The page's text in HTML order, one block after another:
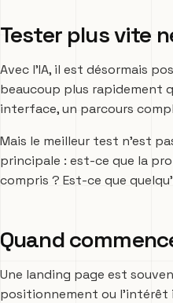
Tester plus vite
Avec l’IA, il est désormais
beaucoup plus rapidement
interface, un parcours
Mais le meilleur test n’est
principale : est-ce que la
compris ? Est-ce que
Quand
Une landing page est
positionnement ou l’intérêt